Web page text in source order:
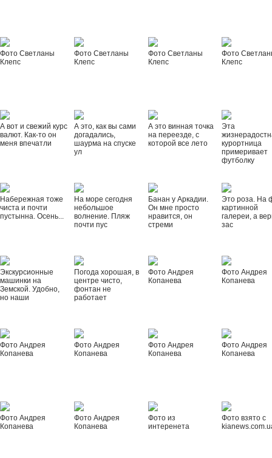
Фото Светланы
Клепс
Фото Светланы
Клепс
Фото Светланы
Клепс
Фото
Клепс
А вот и свежий курс
валют. Как-то он
меня впечатли
А это, как вы сами
догадались,
шаурма на спуске
ул
А это винная точка
на переезде, с
которой все лето
Эта
курортница
примеривает
футболку
Набережная тоже
чиста и почти
пустынна. Осень...
На море сегодня
небольшое
волнение. Пляж
почти пус
Банан у Аркадии.
Он мне просто
нравится, он
стреми
Это роза. На
картинной
галереи, а
зас
Экскурсионные
машинки на
Земской. Удобно,
но наши
Погода хорошая, в
центре чисто,
фонтан не
работает
Фото Андрея
Копанева
Фото Андрея
Копанева
Фото Андрея
Копанева
Фото Андрея
Копанева
Фото Андрея
Копанева
Фото Андрея
Копанева
Фото Андрея
Копанева
Фото Андрея
Копанева
Фото из
интеренета
Фото взято с